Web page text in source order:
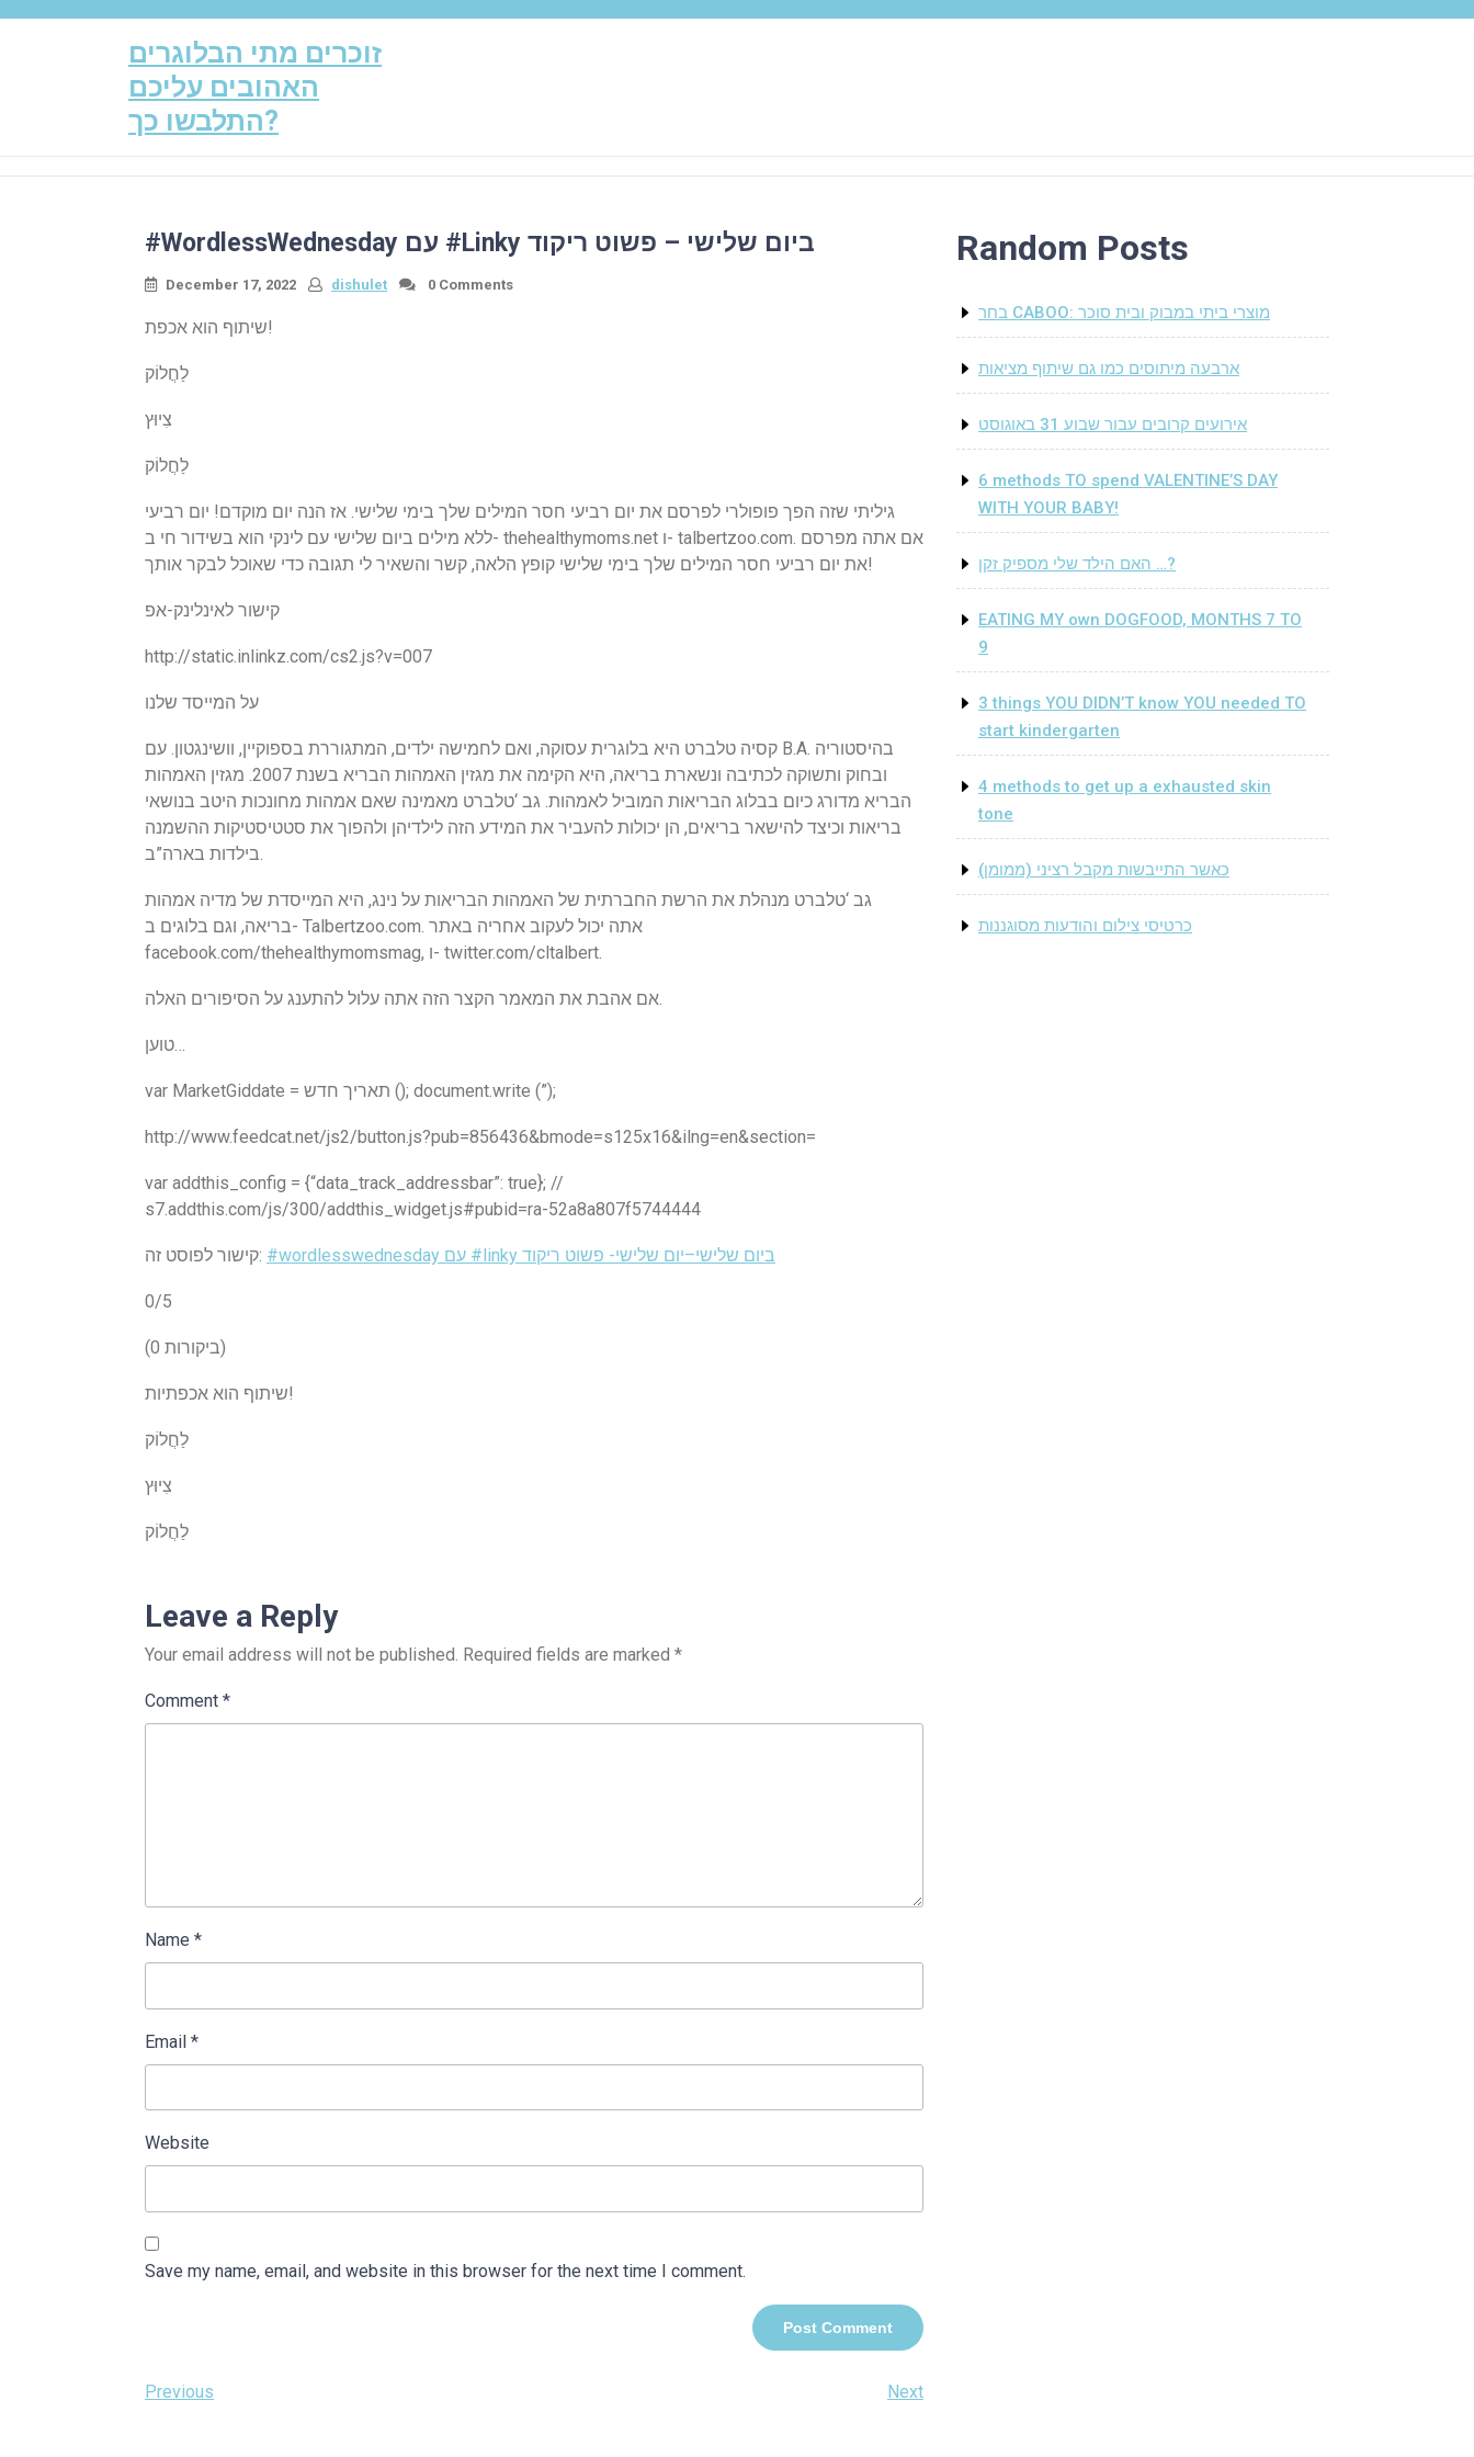
זוכרים מתי הבלוגרים
האהובים עליכם
התלבשו כך?
#WordlessWednesday עם #Linky ביום שלישי – פשוט ריקוד
December 17, 2022 dishulet 0 Comments
שיתוף הוא אכפת!
לַחֲלוֹק
צִיוּץ
לַחֲלוֹק
גיליתי שזה הפך פופולרי לפרסם את יום רביעי חסר המילים שלך בימי שלישי. אז הנה יום מוקדם! יום רביעי
ללא מילים ביום שלישי עם לינקי הוא בשידור חי ב- thehealthymoms.net ו- talbertzoo.com. אם אתה מפרסם
את יום רביעי חסר המילים שלך בימי שלישי קופץ הלאה, קשר והשאיר לי תגובה כדי שאוכל לבקר אותך!
קישור לאינלינק-אפ
http://static.inlinkz.com/cs2.js?v=007
על המייסד שלנו
קסיה טלברט היא בלוגרית עסוקה, ואם לחמישה ילדים, המתגוררת בספוקיין, וושינגטון. עם B.A. בהיסטוריה
ובחוק ותשוקה לכתיבה ונשארת בריאה, היא הקימה את מגזין האמהות הבריא בשנת 2007. מגזין האמהות
הבריא מדורג כיום בבלוג הבריאות המוביל לאמהות. גב ‘טלברט מאמינה שאם אמהות מחונכות היטב בנושאי
בריאות וכיצד להישאר בריאים, הן יכולות להעביר את המידע הזה לילדיהן ולהפוך את סטטיסטיקות ההשמנה
בילדות בארה”ב.
גב ‘טלברט מנהלת את הרשת החברתית של האמהות הבריאות על נינג, היא המייסדת של מדיה אמהות
בריאה, וגם בלוגים ב- Talbertzoo.com. אתה יכול לעקוב אחריה באתר
facebook.com/thehealthymomsmag, ו- twitter.com/cltalbert.
אם אהבת את המאמר הקצר הזה אתה עלול להתענג על הסיפורים האלה.
טוען…
var MarketGiddate = תאריך חדש (); document.write (”);
http://www.feedcat.net/js2/button.js?pub=856436&bmode=s125x16&ilng=en&section=
var addthis_config = {“data_track_addressbar”: true}; //
s7.addthis.com/js/300/addthis_widget.js#pubid=ra-52a8a807f5744444
קישור לפוסט זה: #wordlesswednesday עם #linky ביום שלישי–יום שלישי- פשוט ריקוד
0/5
(0 ביקורות)
שיתוף הוא אכפתיות!
לַחֲלוֹק
צִיוּץ
לַחֲלוֹק
Leave a Reply
Your email address will not be published. Required fields are marked *
Comment *
Name *
Email *
Website
Save my name, email, and website in this browser for the next time I comment.
Post
Previous
Previous
Next
Next
Random Posts
בחר CABOO: מוצרי ביתי במבוק ובית סוכר
ארבעה מיתוסים כמו גם שיתוף מציאות
אירועים קרובים עבור שבוע 31 באוגוסט
6 methods TO spend VALENTINE’S DAY
WITH YOUR BABY!
האם הילד שלי מספיק זקן …?
EATING MY own DOGFOOD, MONTHS 7 TO
9
3 things YOU DIDN’T know YOU needed TO
start kindergarten
4 methods to get up a exhausted skin
tone
כאשר התייבשות מקבל רציני (ממומן)
כרטיסי צילום והודעות מסוגננות